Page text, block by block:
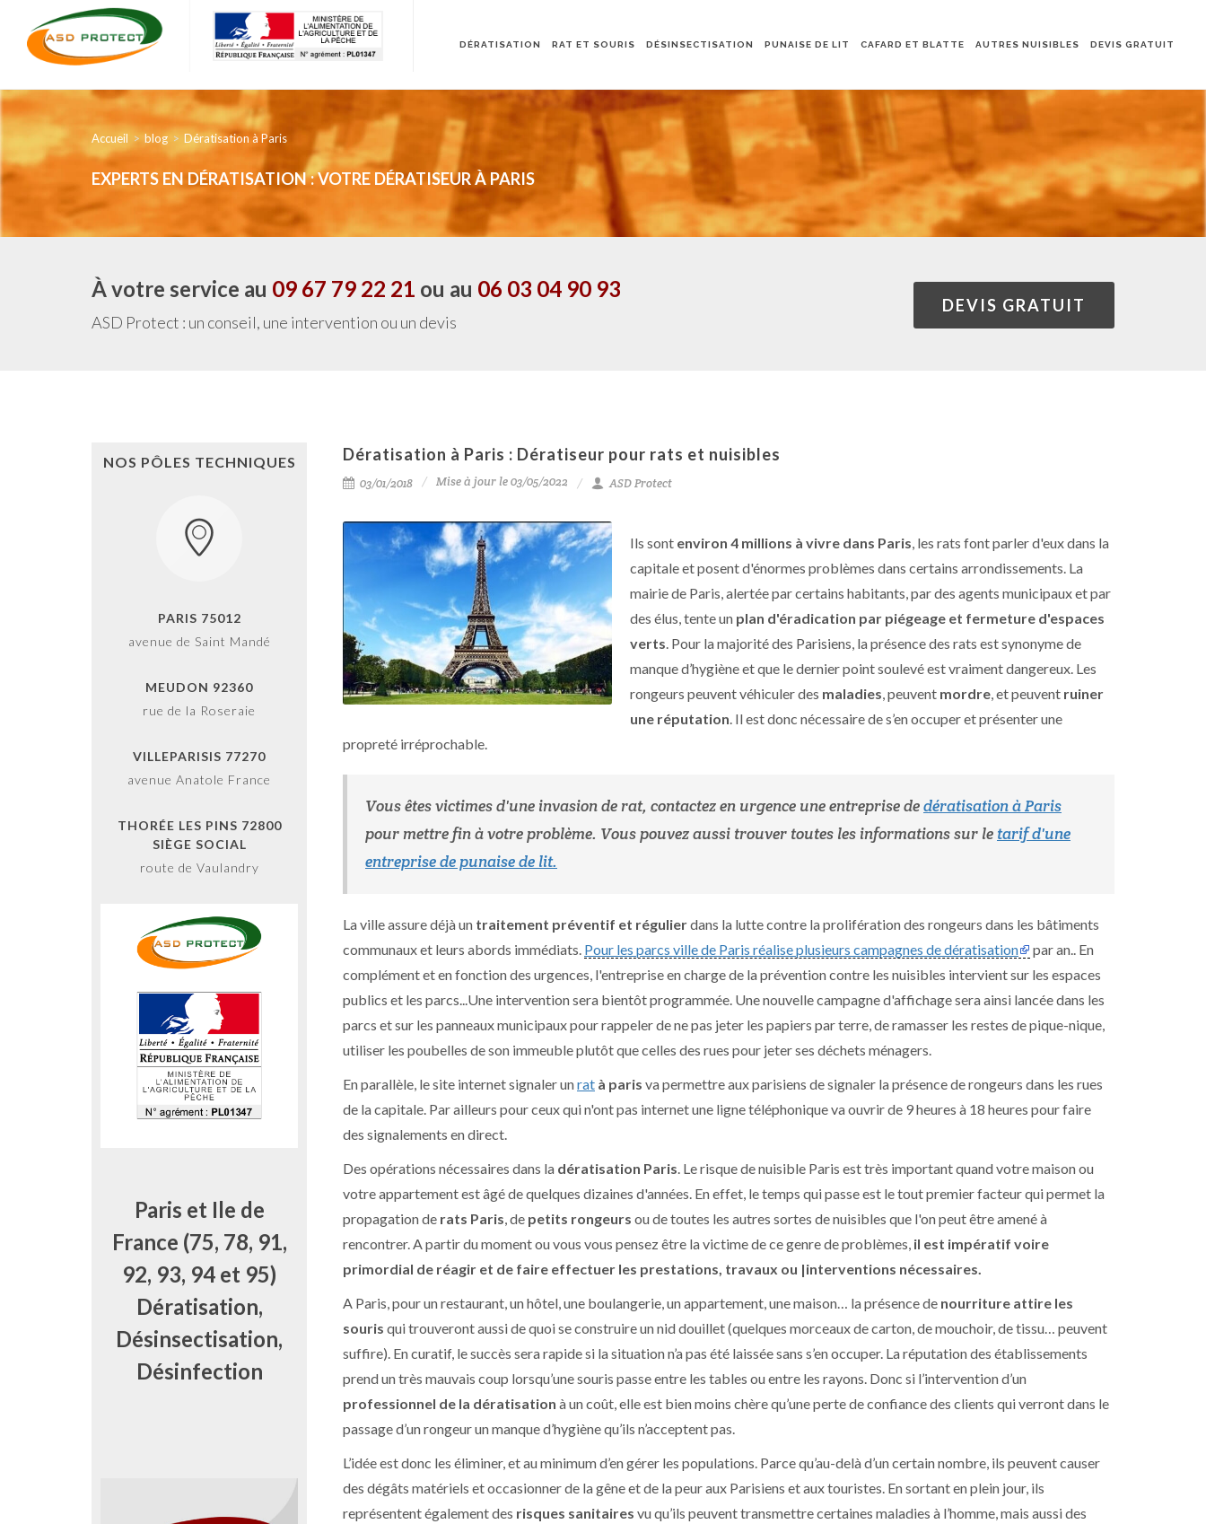
DÉRATISATION RAT ET SOURIS DÉSINSECTISATION PUNAISE DE LIT CAFARD ET BLATTE AUTRES NUISIBLES DEVIS GRATUIT
Accueil blog Dératisation à Paris
EXPERTS EN DÉRATISATION : VOTRE DÉRATISEUR À PARIS
À votre service au 09 67 79 22 21 ou au 06 03 04 90 93
ASD Protect : un conseil, une intervention ou un devis
DEVIS GRATUIT
Dératisation à Paris : Dératiseur pour rats et nuisibles
03/01/2018 Mise à jour le 03/05/2022 ASD Protect
Ils sont environ 4 millions à vivre dans Paris, les rats font parler d'eux dans la
capitale et posent d'énormes problèmes dans certains arrondissements. La
mairie de Paris, alertée par certains habitants, par des agents municipaux et par
des élus, tente un plan d'éradication par piégeage et fermeture d'espaces
verts. Pour la majorité des Parisiens, la présence des rats est synonyme de
manque d’hygiène et que le dernier point soulevé est vraiment dangereux. Les
rongeurs peuvent véhiculer des maladies, peuvent mordre, et peuvent ruiner
une réputation. Il est donc nécessaire de s’en occuper et présenter une
propreté irréprochable.
Vous êtes victimes d'une invasion de rat, contactez en urgence une entreprise dedératisation à Paris
pour mettre fin à votre problème. Vous pouvez aussi trouver toutes les informations sur le tarif d'une
entreprise de punaise de lit.
La ville assure déjà un traitement préventif et régulierdans la lutte contre la prolifération des rongeurs dans les bâtiments
communaux et leurs abords immédiats. Pour les parcs ville de Paris réalise plusieurs campagnes de dératisation
par an.. En
complément et en fonction des urgences, l'entreprise en charge de la prévention contre les nuisibles intervient sur les espaces
publics et les parcs...Une intervention sera bientôt programmée. Une nouvelle campagne d'affichage sera ainsi lancée dans les
parcs et sur les panneaux municipaux pour rappeler de ne pas jeter les papiers par terre, de ramasser les restes de pique-nique,
utiliser les poubelles de son immeuble plutôt que celles des rues pour jeter ses déchets ménagers.
En parallèle, le site internet signaler unrat à paris va permettre aux parisiens de signaler la présence de rongeurs dans les rues
de la capitale. Par ailleurs pour ceux qui n'ont pas internet une ligne téléphonique va ouvrir de 9 heures à 18 heures pour faire
des signalements en direct.
Des opérations nécessaires dans la dératisation Paris. Le risque de nuisible Paris est très important quand votre maison ou
votre appartement est âgé de quelques dizaines d'années. En effet, le temps qui passe est le tout premier facteur qui permet la
propagation de rats Paris, de petits rongeurs ou de toutes les autres sortes de nuisibles que l'on peut être amené à
rencontrer. A partir du moment ou vous vous pensez être la victime de ce genre de problèmes, il est impératif voire
primordial de réagir et de faire effectuer les prestations, travaux ou |interventions nécessaires.
A Paris, pour un restaurant, un hôtel, une boulangerie, un appartement, une maison… la présence de nourriture attire les
souris qui trouveront aussi de quoi se construire un nid douillet (quelques morceaux de carton, de mouchoir, de tissu… peuvent
suffire). En curatif, le succès sera rapide si la situation n’a pas été laissée sans s’en occuper. La réputation des établissements
prend un très mauvais coup lorsqu’une souris passe entre les tables ou entre les rayons. Donc si l’intervention d’un
professionnel de la dératisation à un coût, elle est bien moins chère qu’une perte de confiance des clients qui verront dans le
passage d’un rongeur un manque d’hygiène qu’ils n’acceptent pas.
L’idée est donc les éliminer, et au minimum d’en gérer les populations. Parce qu’au-delà d’un certain nombre, ils peuvent causer
des dégâts matériels et occasionner de la gêne et de la peur aux Parisiens et aux touristes. En sortant en plein jour, ils
représentent également des risques sanitaires vu qu’ils peuvent transmettre certaines maladies à l’homme, mais aussi des
NOS PÔLES TECHNIQUES
PARIS 75012
avenue de Saint Mandé
MEUDON 92360
rue de la Roseraie
VILLEPARISIS 77270
avenue Anatole France
THORÉE LES PINS 72800
SIÈGE SOCIAL
route de Vaulandry
Paris et Ile de
France (75, 78, 91,
92, 93, 94 et 95)
Dératisation,
Désinsectisation,
Désinfection